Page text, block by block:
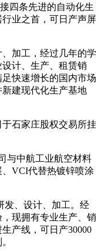
四条先进的自动化生
业之首，可日产声屏
加工，经过几年的学
计、生产、租赁销
快速增长的国内市场
建现代化生产基地
石家庄股权交易所挂
与中航工业航空材料
VCI代替热镀锌喷涂
发、设计、加工。经
现拥有专业生产、销
产线，可日产30000